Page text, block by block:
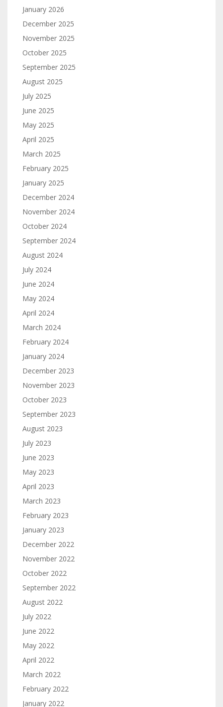
January 2026
December 2025
November 2025
October 2025
September 2025
August 2025
July 2025
June 2025
May 2025
April 2025
March 2025
February 2025
January 2025
December 2024
November 2024
October 2024
September 2024
August 2024
July 2024
June 2024
May 2024
April 2024
March 2024
February 2024
January 2024
December 2023
November 2023
October 2023
September 2023
August 2023
July 2023
June 2023
May 2023
April 2023
March 2023
February 2023
January 2023
December 2022
November 2022
October 2022
September 2022
August 2022
July 2022
June 2022
May 2022
April 2022
March 2022
February 2022
January 2022